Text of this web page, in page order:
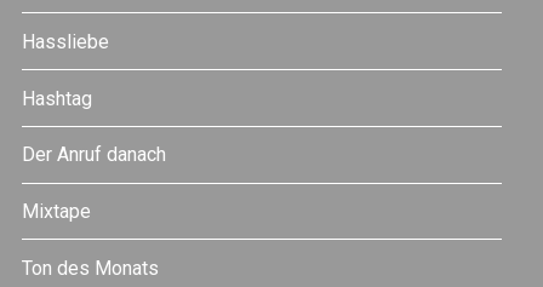
Hassliebe
Hashtag
Der Anruf danach
Mixtape
Ton des Monats